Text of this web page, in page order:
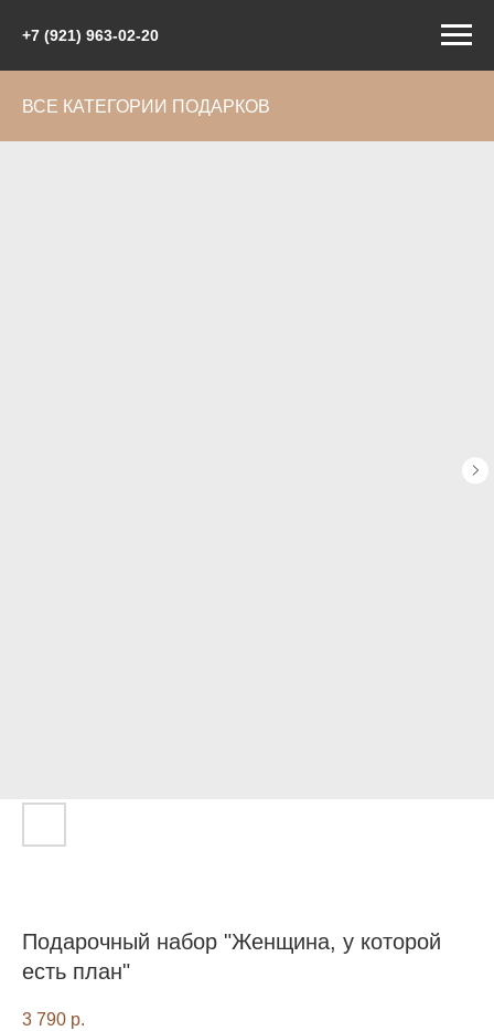
+7 (921) 963-02-20
ВСЕ КАТЕГОРИИ ПОДАРКОВ
Подарочный набор "Женщина, у которой
есть план"
3 790 р.